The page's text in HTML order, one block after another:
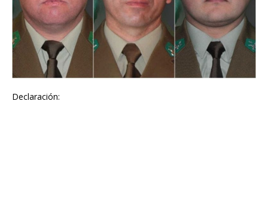
Declaración: